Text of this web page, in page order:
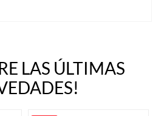
LAS ÚLTIMAS